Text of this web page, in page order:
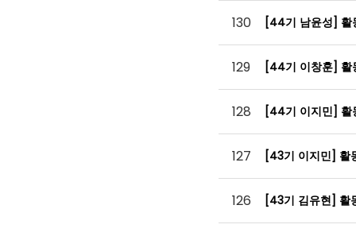
130 [44기 남윤성]
129 [44기 이창훈]
128 [44기 이지민]
127 [43기 이지민] 활
126 [43기 김유현] 활